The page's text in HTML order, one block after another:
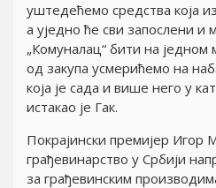
уштедећемо средства која
а уједно ће сви запослени и
„Комуналац“ бити на једном
од закупа усмерићемо на
која је сада и више него у
истакао је Гак.
Покрајински премијер Игор
грађевинарство у Србији
за грађевинским